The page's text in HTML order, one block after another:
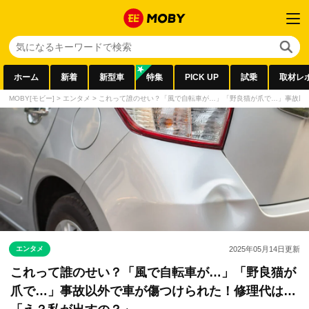
ホーム 新着 新型車 特集 PICK UP 試乗 取材レ
MOBY[モビー] > エンタメ > これって誰のせい？「風で自転車が…」「野良猫が爪で…」事故
エンタメ 2025年05月14日更新
これって誰のせい？「風で自転車が…」「野良猫が
爪で…」事故以外で車が傷つけられた！修理代は…